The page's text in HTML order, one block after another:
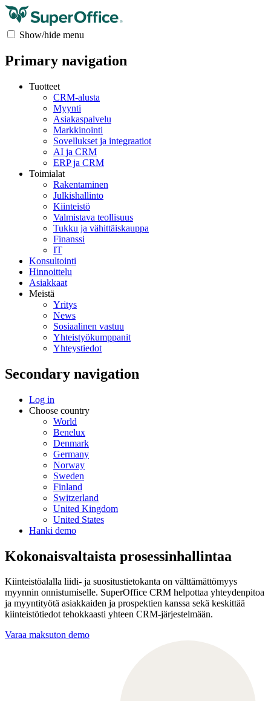
Show/hide menu
Primary navigation
Tuotteet
CRM-alusta
Myynti
Asiakaspalvelu
Markkinointi
Sovellukset ja integraatiot
AI ja CRM
ERP ja CRM
Toimialat
Rakentaminen
Julkishallinto
Kiinteistö
Valmistava teollisuus
Tukku ja vähittäiskauppa
Finanssi
IT
Konsultointi
Hinnoittelu
Asiakkaat
Meistä
Yritys
News
Sosiaalinen vastuu
Yhteistyökumppanit
Yhteystiedot
Secondary navigation
Log in
Choose country
World
Benelux
Denmark
Germany
Norway
Sweden
Finland
Switzerland
United Kingdom
United States
Hanki demo
Kokonaisvaltaista prosessinhallintaa
Kiinteistöalalla liidi- ja suositustietokanta on välttämättömyys
myynnin onnistumiselle. SuperOffice CRM helpottaa yhteydenpitoa
ja myyntityötä asiakkaiden ja prospektien kanssa sekä keskittää
kiinteistötiedot tehokkaasti yhteen CRM-järjestelmään.
Varaa maksuton demo